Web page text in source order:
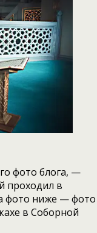
фото блога, —
проходил в
фото ниже — фото
в Соборной